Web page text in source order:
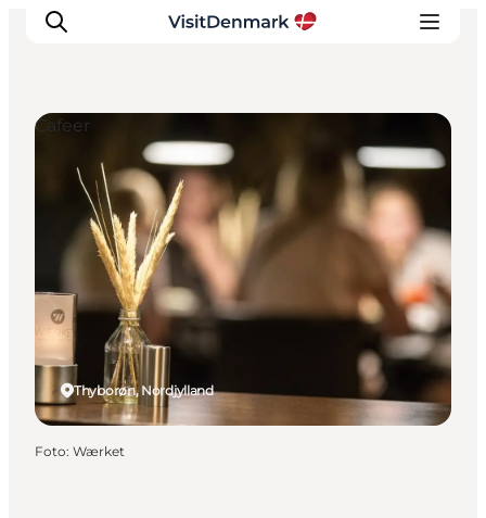
Inspiration
Destinationer
Oplevelser
Overnatning
Planlæg ferien
Thyborøn, Nordjylland
Cafeer
Foto: Wærket